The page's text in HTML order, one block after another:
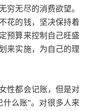
穷无尽的消费欲望。
花的钱，坚决保持着
预算来控制自己旺盛
来实施，为自己的理
性都会记账，但是对
什么账”。对很多人来